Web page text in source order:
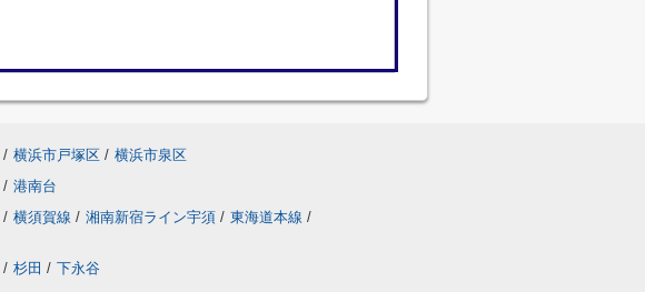
/ 横浜市戸塚区 / 横浜市泉区
/ 港南台
/ 横須賀線 / 湘南新宿ライン宇須 / 東海道本線 /
/ 杉田 / 下永谷